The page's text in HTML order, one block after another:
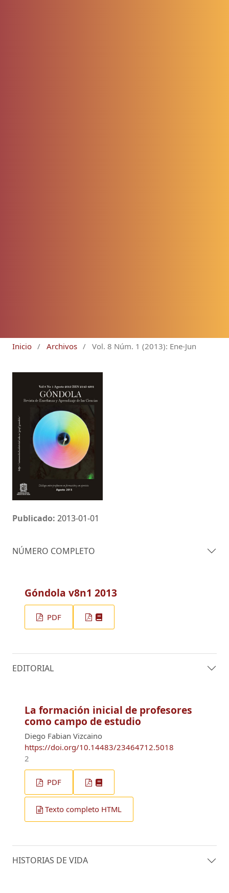
Inicio / Archivos / Vol. 8 Núm. 1 (2013): Ene-Jun
Publicado: 2013-01-01
NÚMERO COMPLETO
Góndola v8n1 2013
PDF
EDITORIAL
La formación inicial de profesores
como campo de estudio
Diego Fabian Vizcaino
https://doi.org/10.14483/23464712.5018
2
PDF
Texto completo HTML
HISTORIAS DE VIDA